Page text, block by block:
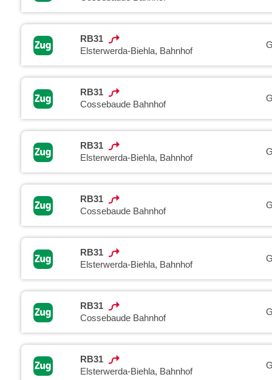
RB31
Elsterwerda-Biehla, Bahnhof
RB31
Cossebaude Bahnhof
RB31
Elsterwerda-Biehla, Bahnhof
RB31
Cossebaude Bahnhof
RB31
Elsterwerda-Biehla, Bahnhof
RB31
Cossebaude Bahnhof
RB31
Elsterwerda-Biehla, Bahnhof